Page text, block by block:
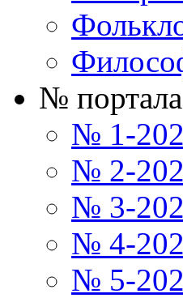
№ портала
№ 1-
№ 2-
№ 3-
№ 4-
№ 5-